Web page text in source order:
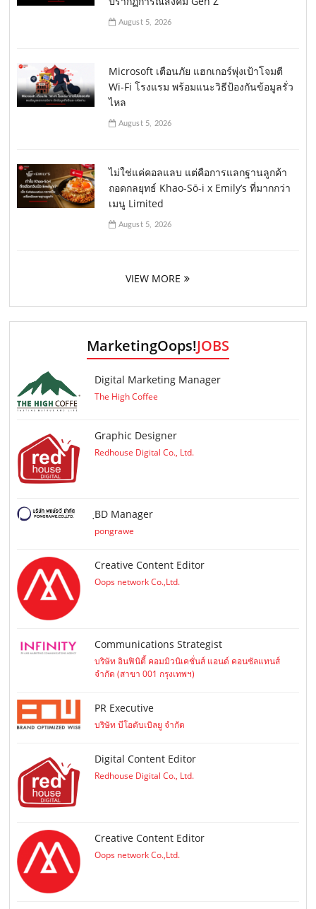
August 5, 2026
Microsoft เตือนภัย แฮกเกอร์พุ่งเป้าโจมตี
Wi-Fi โรงแรม พร้อมแนะวิธีป้องกันข้อมูลรั่ว
ไหล
August 5, 2026
ไม่ใช่แค่คอลแลบ แต่คือการแลกฐานลูกค้า
ถอดกลยุทธ์ Khao-Sō-i x Emily’s ที่มากกว่า
เมนู Limited
August 5, 2026
VIEW MORE
MarketingOops!JOBS
Digital Marketing Manager
The High Coffee
Graphic Designer
Redhouse Digital Co., Ltd.
ฺBD Manager
pongrawe
Creative Content Editor
Oops network Co.,Ltd.
Communications Strategist
บริษัท อินฟินิตี้ คอมมิวนิเคชั่นส์ แอนด์ คอนซัลแทนส์
จำกัด (สาขา 001 กรุงเทพฯ)
PR Executive
บริษัท บีโอดับเบิลยู จำกัด
Digital Content Editor
Redhouse Digital Co., Ltd.
Creative Content Editor
Oops network Co.,Ltd.